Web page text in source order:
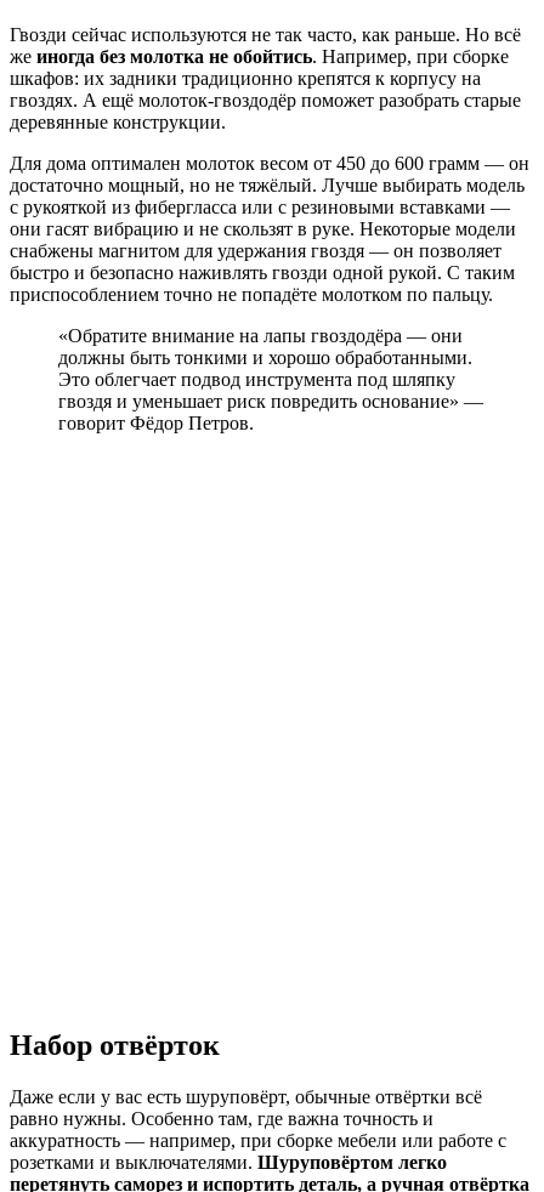
Гвозди сейчас используются не так часто, как раньше. Но всё
же иногда без молотка не обойтись. Например, при сборке
шкафов: их задники традиционно крепятся к корпусу на
гвоздях. А ещё молоток-гвоздодёр поможет разобрать старые
деревянные конструкции.
Для дома оптимален молоток весом от 450 до 600 грамм — он
достаточно мощный, но не тяжёлый. Лучше выбирать модель
с рукояткой из фибергласса или с резиновыми вставками —
они гасят вибрацию и не скользят в руке. Некоторые модели
снабжены магнитом для удержания гвоздя — он позволяет
быстро и безопасно наживлять гвозди одной рукой. С таким
приспособлением точно не попадёте молотком по пальцу.
«Обратите внимание на лапы гвоздодёра — они
должны быть тонкими и хорошо обработанными.
Это облегчает подвод инструмента под шляпку
гвоздя и уменьшает риск повредить основание» —
говорит Фёдор Петров.
Набор отвёрток
Даже если у вас есть шуруповёрт, обычные отвёртки всё
равно нужны. Особенно там, где важна точность и
аккуратность — например, при сборке мебели или работе с
розетками и выключателями. Шуруповёртом легко
перетянуть саморез и испортить деталь, а ручная отвёртка